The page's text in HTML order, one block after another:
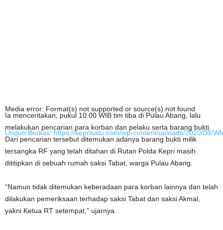
Media error: Format(s) not supported or source(s) not found
Unduh Berkas: https://keprisatu.com/wp-content/uploads/2020/08/
00:00
Ia menceritakan, pukul 10.00 WIB tim tiba di Pulau Abang, lalu
melakukan pencarian para korban dan pelaku serta barang bukti.
Dari pencarian tersebut ditemukan adanya barang bukti milik
tersangka RF yang telah ditahan di Rutan Polda Kepri masih
dititipkan di sebuah rumah saksi Tabat, warga Pulau Abang.
“Namun tidak ditemukan keberadaan para korban lainnya dan telah
dilakukan pemeriksaan terhadap saksi Tabat dan saksi Akmal,
yakni Ketua RT setempat,” ujarnya.